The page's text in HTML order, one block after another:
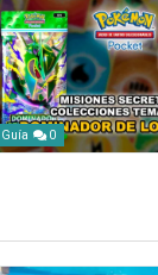
Guía 0